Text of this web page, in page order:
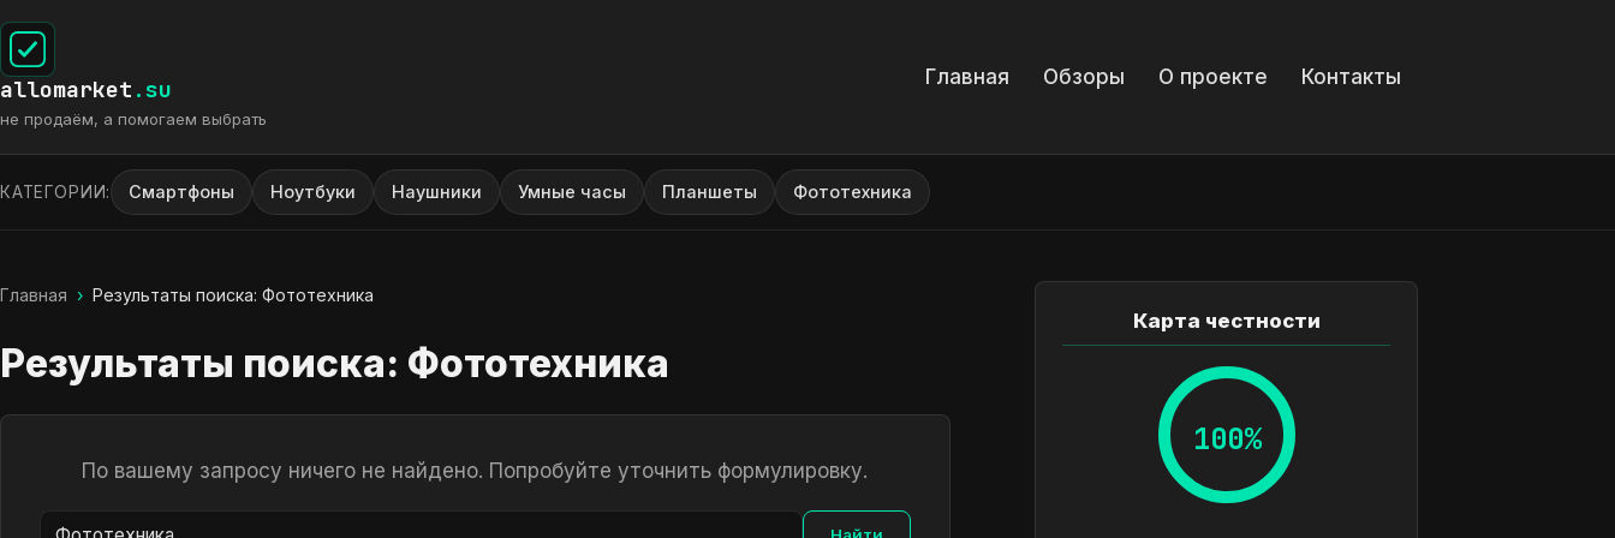
allomarket .su
не продаём, а помогаем выбрать
Главная Обзоры О проекте Контакты
КАТЕГОРИИ: Смартфоны Ноутбуки Наушники Умные часы Планшеты Фототехника
Главная › Результаты поиска: Фототехника
Результаты поиска: Фототехника
По вашему запросу ничего не найдено. Попробуйте уточнить формулировку.
Поиск по сайту
Карта честности
100%